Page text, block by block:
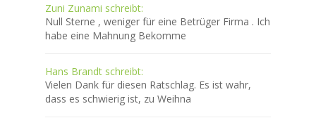
Zuni Zunami schreibt:
Null Sterne , weniger für eine Betrüger Firma . Ich
habe eine Mahnung Bekomme
Hans Brandt schreibt:
Vielen Dank für diesen Ratschlag. Es ist wahr,
dass es schwierig ist, zu Weihna